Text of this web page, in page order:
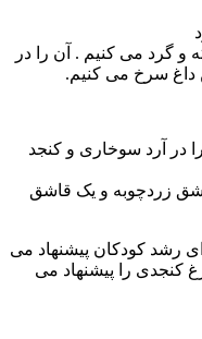
و گرد می کنیم . آن را در
داغ سرخ می کنیم.
را در آرد سوخاری و کنجد
زردچوبه و یک قاشق
رشد کودکان پیشنهاد می
کنجدی را پیشنهاد می